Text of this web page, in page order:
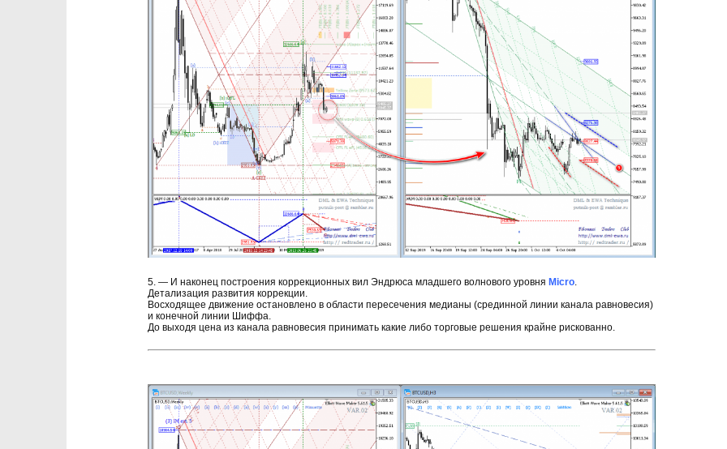
5. — И наконец построения коррекционных вил Эндрюса младшего волнового уровня Micro.
Детализация развития коррекции.
Восходящее движение остановлено в области пересечения медианы (срединной линии канала равновесия)
и конечной линии Шиффа.
До выходя цена из канала равновесия принимать какие либо торговые решения крайне рискованно.